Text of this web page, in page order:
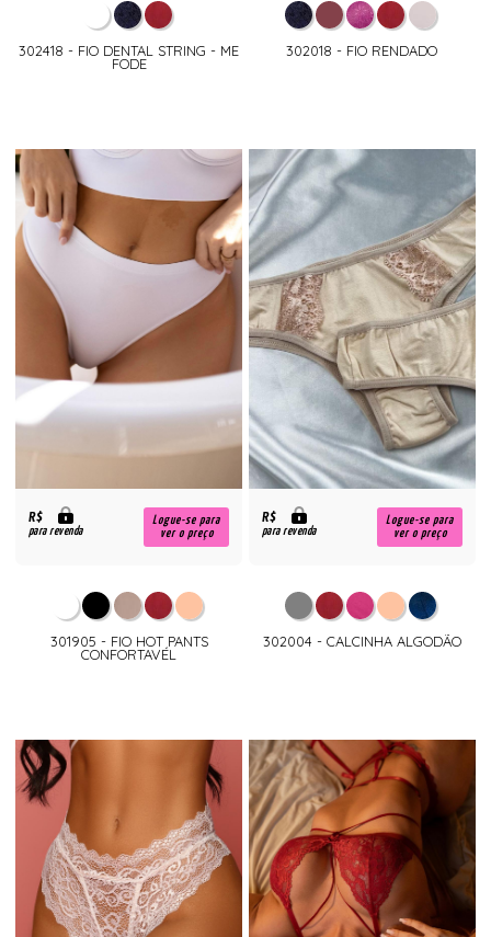
302418 - FIO DENTAL STRING - ME
FODE
302018 - FIO RENDADO
R$
para revenda
Logue-se para
ver o preço
301905 - FIO HOT PANTS
CONFORTAVÉL
R$
para revenda
Logue-se para
ver o preço
302004 - CALCINHA ALGODÃO